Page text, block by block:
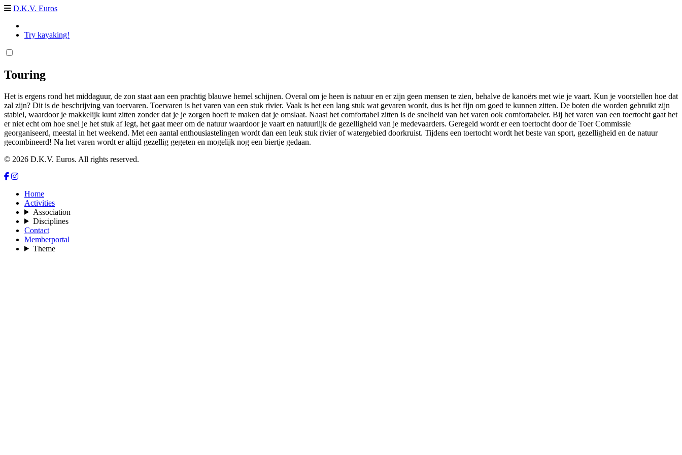
D.K.V. Euros
Try kayaking!
Touring
Het is ergens rond het middaguur, de zon staat aan een prachtig blauwe hemel schijnen. Overal om je heen is natuur en er zijn geen mensen te zien, behalve de kanoërs met wie je vaart. Kun je voorstellen hoe dat
zal zijn? Dit is de beschrijving van toervaren. Toervaren is het varen van een stuk rivier. Vaak is het een lang stuk wat gevaren wordt, dus is het fijn om goed te kunnen zitten. De boten die worden gebruikt zijn
stabiel, waardoor je makkelijk kunt zitten zonder dat je je zorgen hoeft te maken dat je omslaat. Naast het comfortabel zitten is de snelheid van het varen ook comfortabeler. Bij het varen van een toertocht gaat het
er niet echt om hoe snel je het stuk af legt, het gaat meer om de natuur waardoor je vaart en natuurlijk de gezelligheid van je medevaarders. Geregeld wordt er een toertocht door de Toer Commissie
georganiseerd, meestal in het weekend. Met een aantal enthousiastelingen wordt dan een leuk stuk rivier of watergebied doorkruist. Tijdens een toertocht wordt het beste van sport, gezelligheid en de natuur
gecombineerd! Na het varen wordt er altijd gezellig gegeten en mogelijk nog een biertje gedaan.
© 2026 D.K.V. Euros. All rights reserved.
Home
Activities
Association
Disciplines
Contact
Memberportal
Theme